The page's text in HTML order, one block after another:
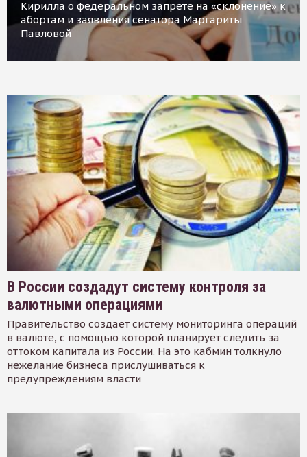
Кирилла о федеральном запрете на «склонение» к
абортам и заявления сенатора Маргариты
Павловой
В России создадут систему контроля за
валютными операциями
Правительство создает систему мониторинга операций
в валюте, с помощью которой планирует следить за
оттоком капитала из России. На это кабмин толкнуло
нежелание бизнеса прислушиваться к
предупреждениям власти